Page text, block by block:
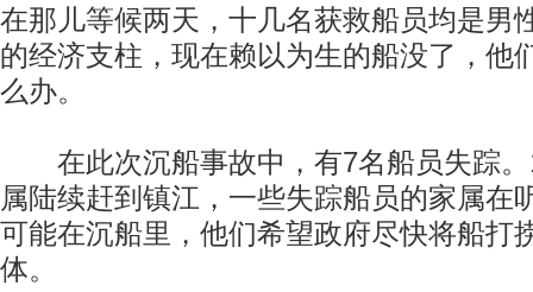
在那儿等候两天，十几名获救船员均是男
的经济支柱，现在赖以为生的船没了，他
么办。
在此次沉船事故中，有7名船员失踪。
属陆续赶到镇江，一些失踪船员的家属在
可能在沉船里，他们希望政府尽快将船打
体。